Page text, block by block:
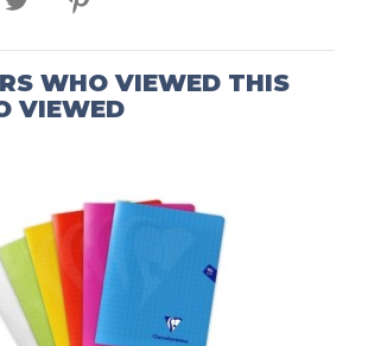
WHO VIEWED THIS
VIEWED